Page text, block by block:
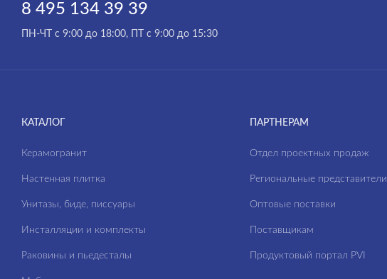
CLASSIC
CLASSIC RIBBLE
COLOUR
COMO
CORNER
8 495 134 39 39
ПН-ЧТ с 9:00 до 18:00, ПТ с 9:00 до 15:30
КАТАЛОГ
Керамогранит
Настенная плитка
Унитазы, биде, писсуары
Инсталляции и комплекты
Раковины и пьедесталы
ПАРТНЕРАМ
Отдел проектных продаж
Региональные представители
Оптовые поставки
Поставщикам
Продуктовый портал PVI